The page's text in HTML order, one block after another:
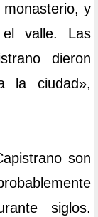
y
valle. Las
dieron
la ciudad»,
son
siglos.